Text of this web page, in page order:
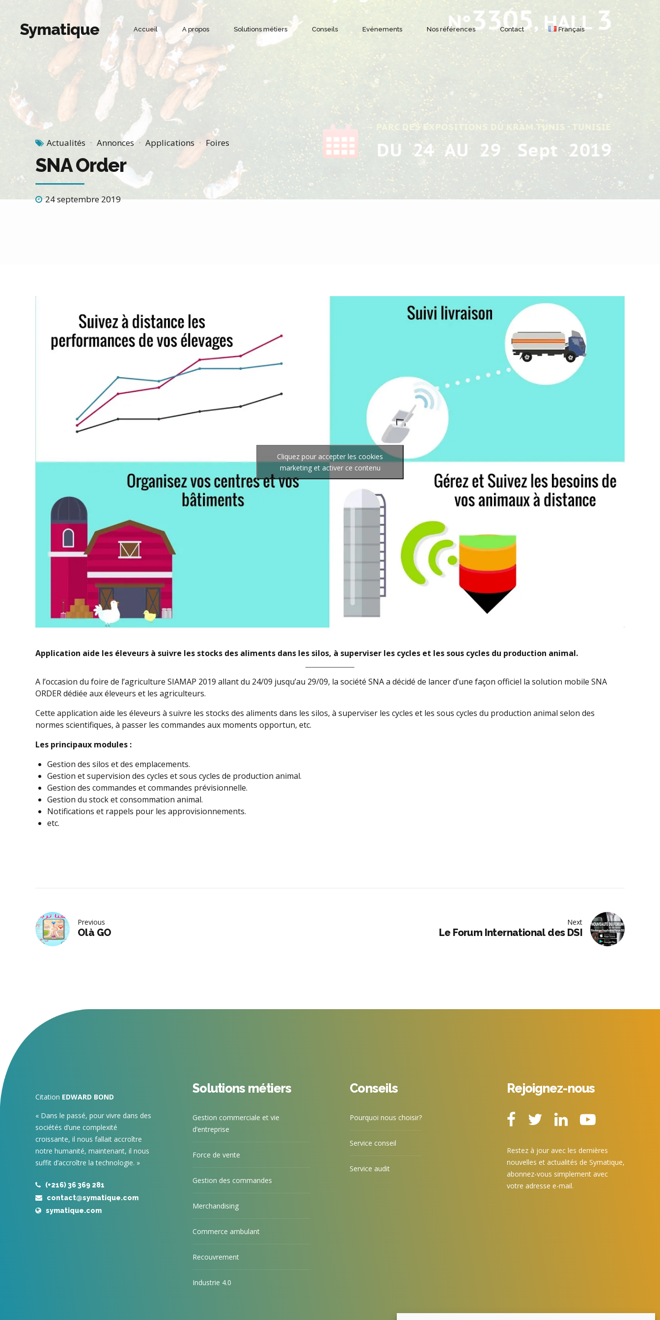
Symatique Accueil A propos Solutions métiers
Gestion Commerciale et vie d’entreprise
Force de vente
Gestion des commandes
Merchandising
Commerce ambulant
Industrie 4.0
Gestion de la chaine du froid
Objectifs & Bénéfices
Alertes et notifications
Géolocalisation par GPS
Modules et fonctionnalités
Marques de trackers GPS
Conseils Evénements Nos références Contact Français
Français
English
Actualités Annonces Applications Foires
SNA Order
24 septembre 2019
Cliquez pour accepter les cookies
marketing et activer ce contenu
Application aide les éleveurs à suivre les stocks des aliments dans les silos, à superviser les cycles et les sous cycles du production animal.
A l’occasion du foire de l’agriculture SIAMAP 2019 allant du 24/09 jusqu’au 29/09, la société SNA a décidé de lancer d’une façon officiel la solution mobile SNA
ORDER dédiée aux éleveurs et les agriculteurs.
Cette application aide les éleveurs à suivre les stocks des aliments dans les silos, à superviser les cycles et les sous cycles du production animal selon des
normes scientifiques, à passer les commandes aux moments opportun, etc.
Les principaux modules :
Gestion des silos et des emplacements.
Gestion et supervision des cycles et sous cycles de production animal.
Gestion des commandes et commandes prévisionnelle.
Gestion du stock et consommation animal.
Notifications et rappels pour les approvisionnements.
etc.
Previous
Olà GO
Next
Le Forum International des DSI
Citation EDWARD BOND
« Dans le passé, pour vivre dans des
sociétés d’une complexité
croissante, il nous fallait accroître
notre humanité, maintenant, il nous
suffit d’accroître la technologie. »
(+216) 36 369 281
contact@symatique.com
symatique.com
Solutions métiers
Gestion commerciale et vie
d’entreprise
Force de vente
Gestion des commandes
Merchandising
Commerce ambulant
Recouvrement
Industrie 4.0
Conseils
Pourquoi nous choisir?
Service conseil
Service audit
Rejoignez-nous
Restez à jour avec les dernières
nouvelles et actualités de Symatique,
abonnez-vous simplement avec
votre adresse e-mail.